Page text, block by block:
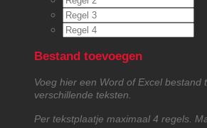
Bestand toevoegen
Voeg hier een Word of Excel bestand
verschillende teksten.
Per tekstplaatje maximaal 4 regels.